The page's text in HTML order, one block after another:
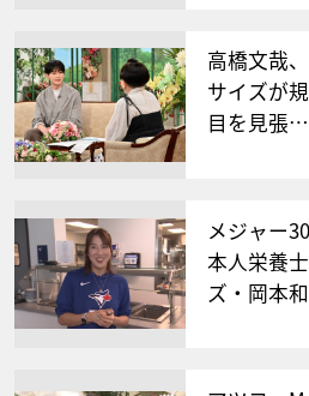
高橋文哉
サイズが
目を見張…
メジャー
本人栄養
ズ・岡本